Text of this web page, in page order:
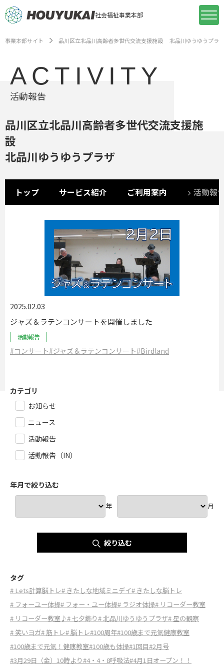
社会福祉事業本部
事業本部サイト 品川区立北品川高齢者多世代交流支援施設 北品川ゆうゆうプラザ
ACTIVITY
活動報告
品川区立北品川高齢者多世代交流支援施
設
北品川ゆうゆうプラザ
トップ サービス紹介 ご利用案内 活動報
2025.02.03
ジャズ＆ラテンコンサートを開催しました
活動報告
#コンサート#ジャズ＆ラテンコンサート#Birdland
カテゴリ
お知らせ
ニュース
活動報告
活動報告（IN）
年月で絞り込む
年 月
絞り込む
タグ
# Lets計算脳トレ# きたしな地域ミニデイ# きたしな脳トレ
# フォーユー体操# フォー・ユー体操# ラジオ体操# リコーダー教室
# リコーダー教室♪# 七夕飾り# 北品川ゆうゆうプラザ# 星の観察
# 笑いヨガ# 筋トレ# 脳トレ#100周年#100歳まで元気健康教室
#100歳まで元気！健康教室#100歳も体操#1回目#2月号
#3月29日（金）10時より#4・4・8呼吸法#4月1日オープン！！